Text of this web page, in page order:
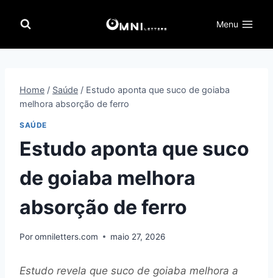
para
Menu
Home / Saúde / Estudo aponta que suco de goiaba
melhora absorção de ferro
SAÚDE
Estudo aponta que suco
de goiaba melhora
absorção de ferro
Poromniletters.com maio 27, 2026
Estudo revela que suco de goiaba melhora a